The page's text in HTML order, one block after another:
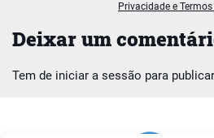
Deixar um
Tem de iniciar a sessão para
Privacidade e